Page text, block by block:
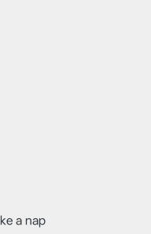
a nap